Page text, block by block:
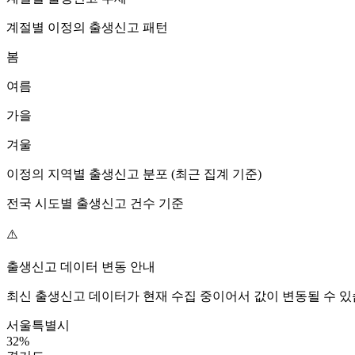
계절별 이정의 출생신고 패턴
봄
여름
가을
겨울
이정의 지역별 출생신고 분포 (최근 집계 기준)
전국 시도별 출생신고 건수 기준
⚠️
출생신고 데이터 변동 안내
최신 출생신고 데이터가 현재 수집 중이어서 값이 변동될 수 있
서울특별시
32%